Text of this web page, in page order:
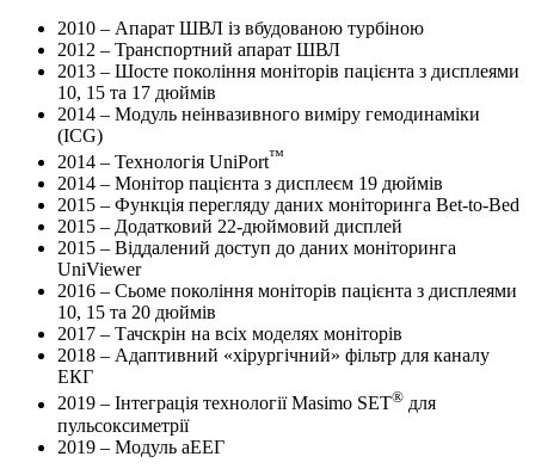
2010 – Апарат ШВЛ із вбудованою турбіною
2012 – Транспортний апарат ШВЛ
2013 – Шосте покоління моніторів пацієнта з дисплеями
10, 15 та 17 дюймів
2014 – Модуль неінвазивного виміру гемодинаміки
(ICG)
2014 – Технологія UniPort™
2014 – Монітор пацієнта з дисплеєм 19 дюймів
2015 – Функція перегляду даних моніторинга Bet-to-Bed
2015 – Додатковий 22-дюймовий дисплей
2015 – Віддалений доступ до даних моніторинга
UniViewer
2016 – Сьоме покоління моніторів пацієнта з дисплеями
10, 15 та 20 дюймів
2017 – Тачскрін на всіх моделях моніторів
2018 – Адаптивний «хірургічний» фільтр для каналу
ЕКГ
2019 – Інтеграція технології Masimo SET® для
пульсоксиметрії
2019 – Модуль аЕЕГ